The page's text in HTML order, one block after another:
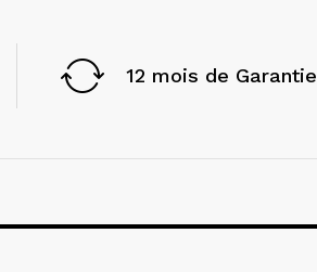
12 mois de Garantie